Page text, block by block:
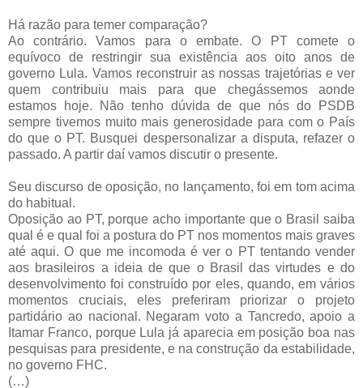
Há razão para temer comparação?
Ao contrário. Vamos para o embate. O PT comete o
equívoco de restringir sua existência aos oito anos de
governo Lula. Vamos reconstruir as nossas trajetórias e ver
quem contribuiu mais para que chegássemos aonde
estamos hoje. Não tenho dúvida de que nós do PSDB
sempre tivemos muito mais generosidade para com o País
do que o PT. Busquei despersonalizar a disputa, refazer o
passado. A partir daí vamos discutir o presente.
Seu discurso de oposição, no lançamento, foi em tom acima
do habitual.
Oposição ao PT, porque acho importante que o Brasil saiba
qual é e qual foi a postura do PT nos momentos mais graves
até aqui. O que me incomoda é ver o PT tentando vender
aos brasileiros a ideia de que o Brasil das virtudes e do
desenvolvimento foi construído por eles, quando, em vários
momentos cruciais, eles preferiram priorizar o projeto
partidário ao nacional. Negaram voto a Tancredo, apoio a
Itamar Franco, porque Lula já aparecia em posição boa nas
pesquisas para presidente, e na construção da estabilidade,
no governo FHC.
(…)